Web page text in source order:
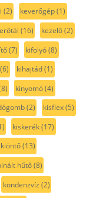
(2) keverőgép(1)
(16) kezelő(2)
(7) kifolyó(8)
(6) kihajtád(1)
kinyomó(4)
(2) kisflex(5)
kiskerék(17)
kiöntő(13)
hűtő(8)
kondenzvíz (2)